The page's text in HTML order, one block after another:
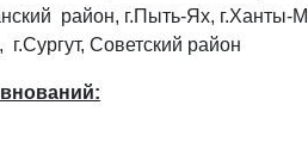
район, г.Пыть-Ях, г.Ханты-
г.Сургут, Советский район